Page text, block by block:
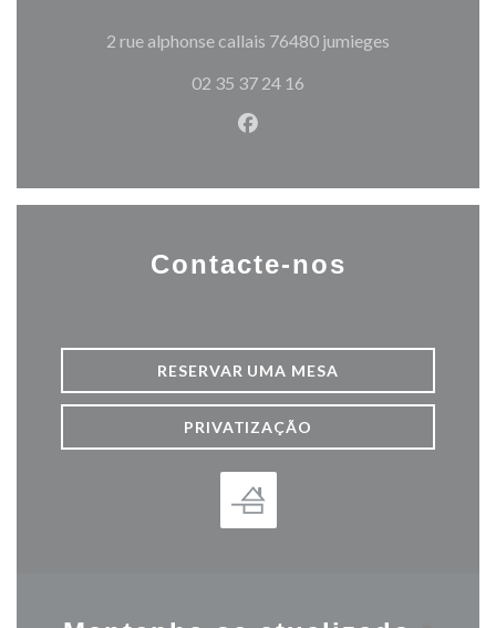
2 rue alphonse callais 76480 jumieges
02 35 37 24 16
Facebook ((abre numa nova
Contacte-nos
RESERVAR UMA MESA
PRIVATIZAÇÃO